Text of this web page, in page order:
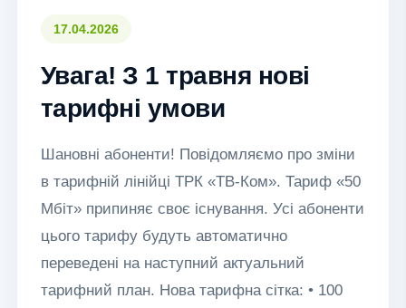
17.04.2026
Увага! З 1 травня нові
тарифні умови
Шановні абоненти! Повідомляємо про зміни
в тарифній лінійці ТРК «ТВ-Ком». Тариф «50
Мбіт» припиняє своє існування. Усі абоненти
цього тарифу будуть автоматично
переведені на наступний актуальний
тарифний план. Нова тарифна сітка: • 100